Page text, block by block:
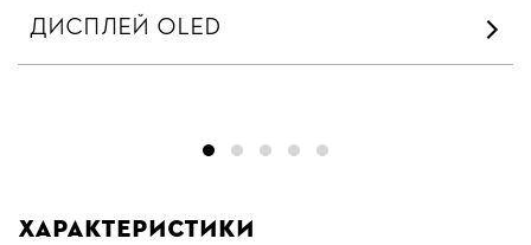
ДИСПЛЕЙ OLED
Характеристики